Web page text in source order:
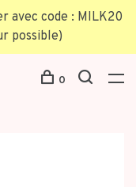
avec code : MILK20
possible)
0